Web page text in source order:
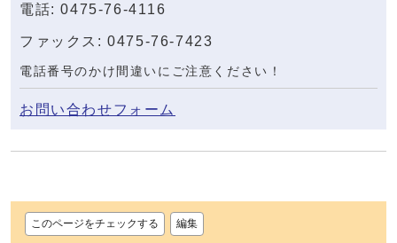
電話: 0475-76-4116
ファックス: 0475-76-7423
電話番号のかけ間違いにご注意ください！
お問い合わせフォーム
このページをチェックする 編集